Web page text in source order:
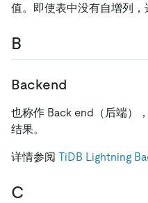
值。即使表中没有自增列，
B
Backend
也称作 Back end（后端）
结果。
详情参阅 TiDB Lightning
C